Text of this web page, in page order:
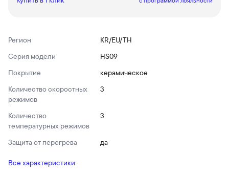
Регион
KR/EU/TH
Серия модели
HS09
Покрытие
керамическое
Количество скоростных
режимов
3
Количество
температурных режимов
3
Защита от перегрева да
Все характеристики